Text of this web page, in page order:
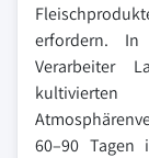
erfordern. In
Verarbeiter
60–90 Tagen